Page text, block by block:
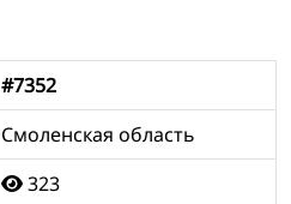
#7352
Смоленская область
323